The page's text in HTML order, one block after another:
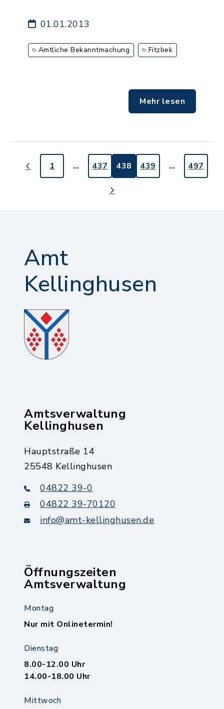
01.01.2013
Amtliche Bekanntmachung Fitzbek
Mehr lesen
1 … 437 438 439 … 497
Amt
Kellinghusen
Amtsverwaltung
Kellinghusen
Hauptstraße 14
25548 Kellinghusen
04822 39-0
04822 39-70120
info@amt-kellinghusen.de
Öffnungszeiten
Amtsverwaltung
Montag
Nur mit Onlinetermin!
Dienstag
8.00-12.00 Uhr
14.00-18.00 Uhr
Mittwoch